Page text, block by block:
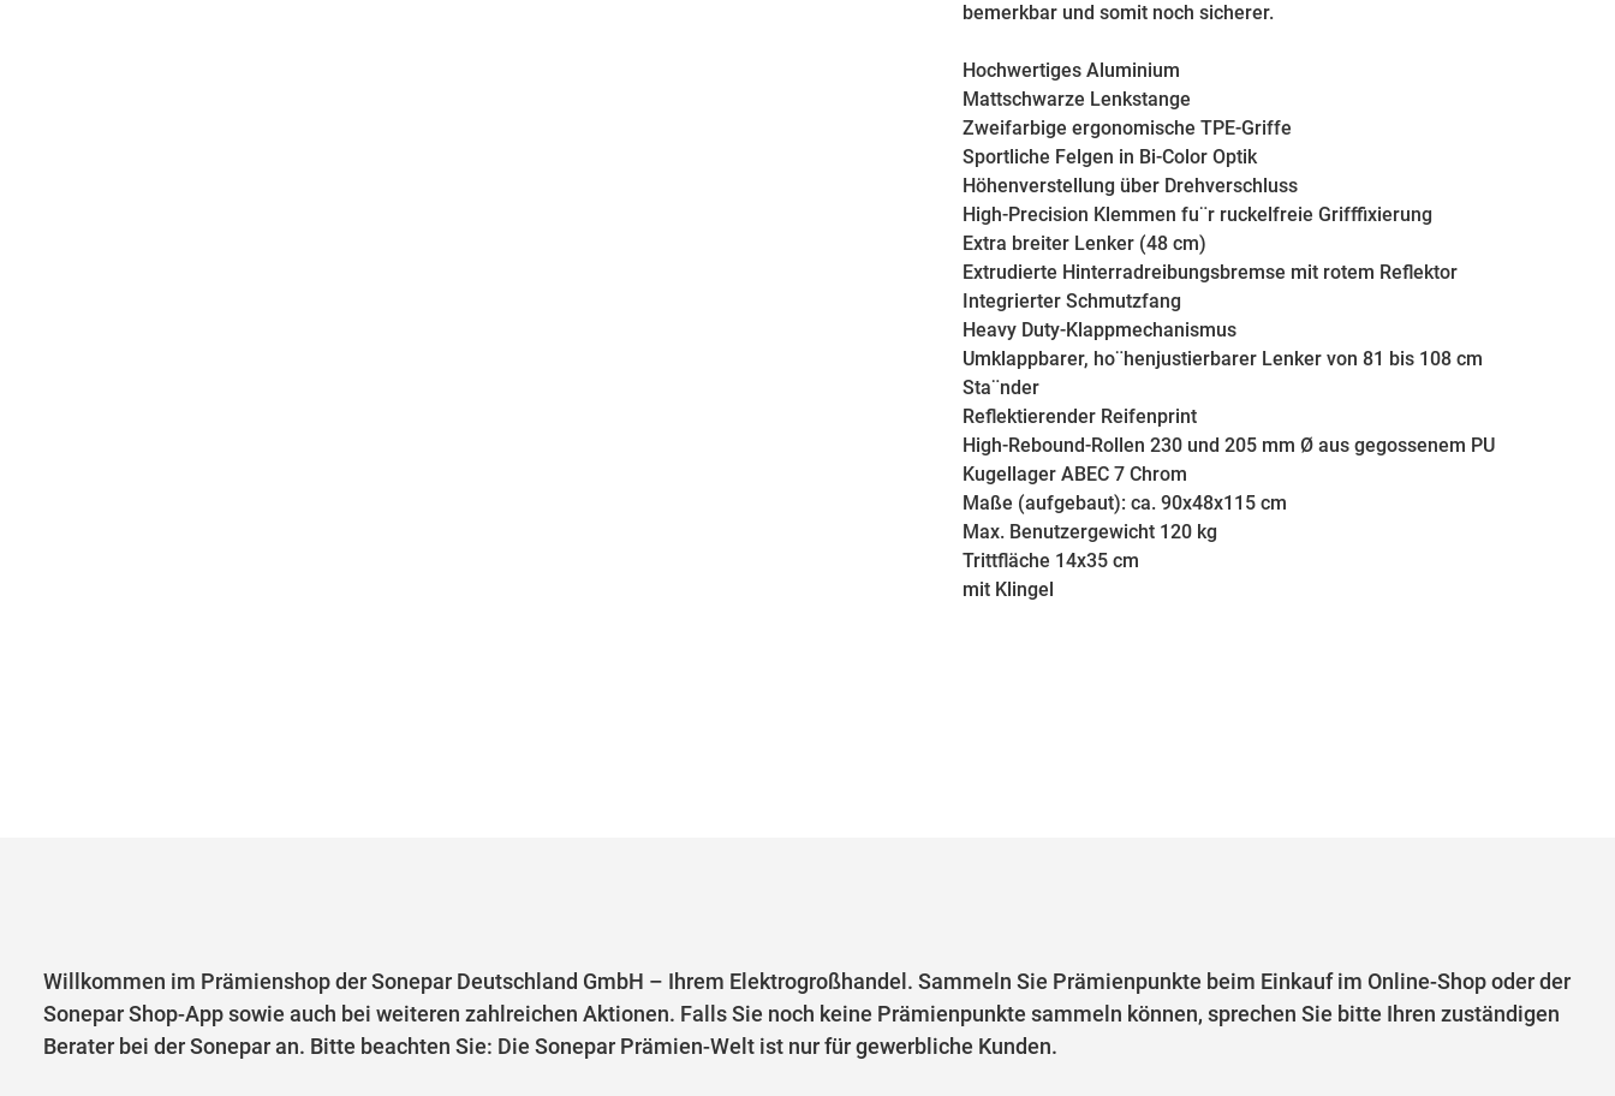
bemerkbar und somit noch sicherer.
Hochwertiges Aluminium
Mattschwarze Lenkstange
Zweifarbige ergonomische TPE-Griffe
Sportliche Felgen in Bi-Color Optik
Höhenverstellung über Drehverschluss
High-Precision Klemmen fu¨r ruckelfreie Grifffixierung
Extra breiter Lenker (48 cm)
Extrudierte Hinterradreibungsbremse mit rotem Reflektor
Integrierter Schmutzfang
Heavy Duty-Klappmechanismus
Umklappbarer, ho¨henjustierbarer Lenker von 81 bis 108 cm
Sta¨nder
Reflektierender Reifenprint
High-Rebound-Rollen 230 und 205 mm Ø aus gegossenem PU
Kugellager ABEC 7 Chrom
Maße (aufgebaut): ca. 90x48x115 cm
Max. Benutzergewicht 120 kg
Trittfläche 14x35 cm
mit Klingel
Willkommen im Prämienshop der Sonepar Deutschland GmbH – Ihrem Elektrogroßhandel. Sammeln Sie Prämienpunkte beim Einkauf im Online-Shop oder der
Sonepar Shop-App sowie auch bei weiteren zahlreichen Aktionen. Falls Sie noch keine Prämienpunkte sammeln können, sprechen Sie bitte Ihren zuständigen
Berater bei der Sonepar an. Bitte beachten Sie: Die Sonepar Prämien-Welt ist nur für gewerbliche Kunden.